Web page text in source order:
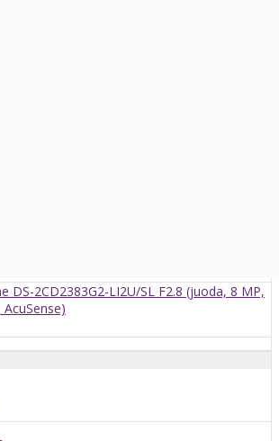
DS-2CD2383G2-LI2U/SL F2.8 (juoda, 8 MP,